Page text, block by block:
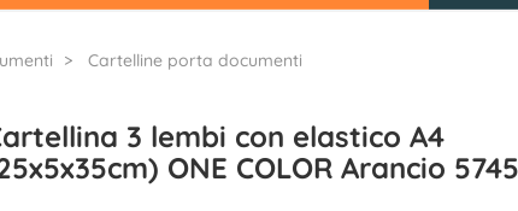
Cartelline porta documenti
3 lembi con elastico A4
ONE COLOR Arancio 5745